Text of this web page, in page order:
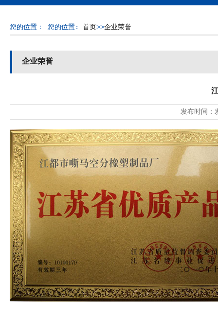
您的位置： 您的位置: 首页>>企业荣誉
企业荣誉
发布时间：